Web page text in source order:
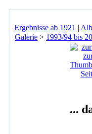
Ergebnisse ab 1921 |
Galerie > 1993/94 bis
...